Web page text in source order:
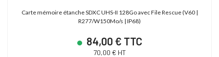
Carte mémoire étanche SDXC UHS-II 128Go avec File Rescue (V60 |
R277/W150Mo/s | IP68)
84,00 € TTC
70,00 € HT